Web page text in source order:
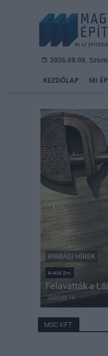
2026.08.08,
KEZDŐLAP MI
IPARÁGI HÍREK
A-Híd Zrt.
Felavatták a
2025.05.14
MSC KFT.